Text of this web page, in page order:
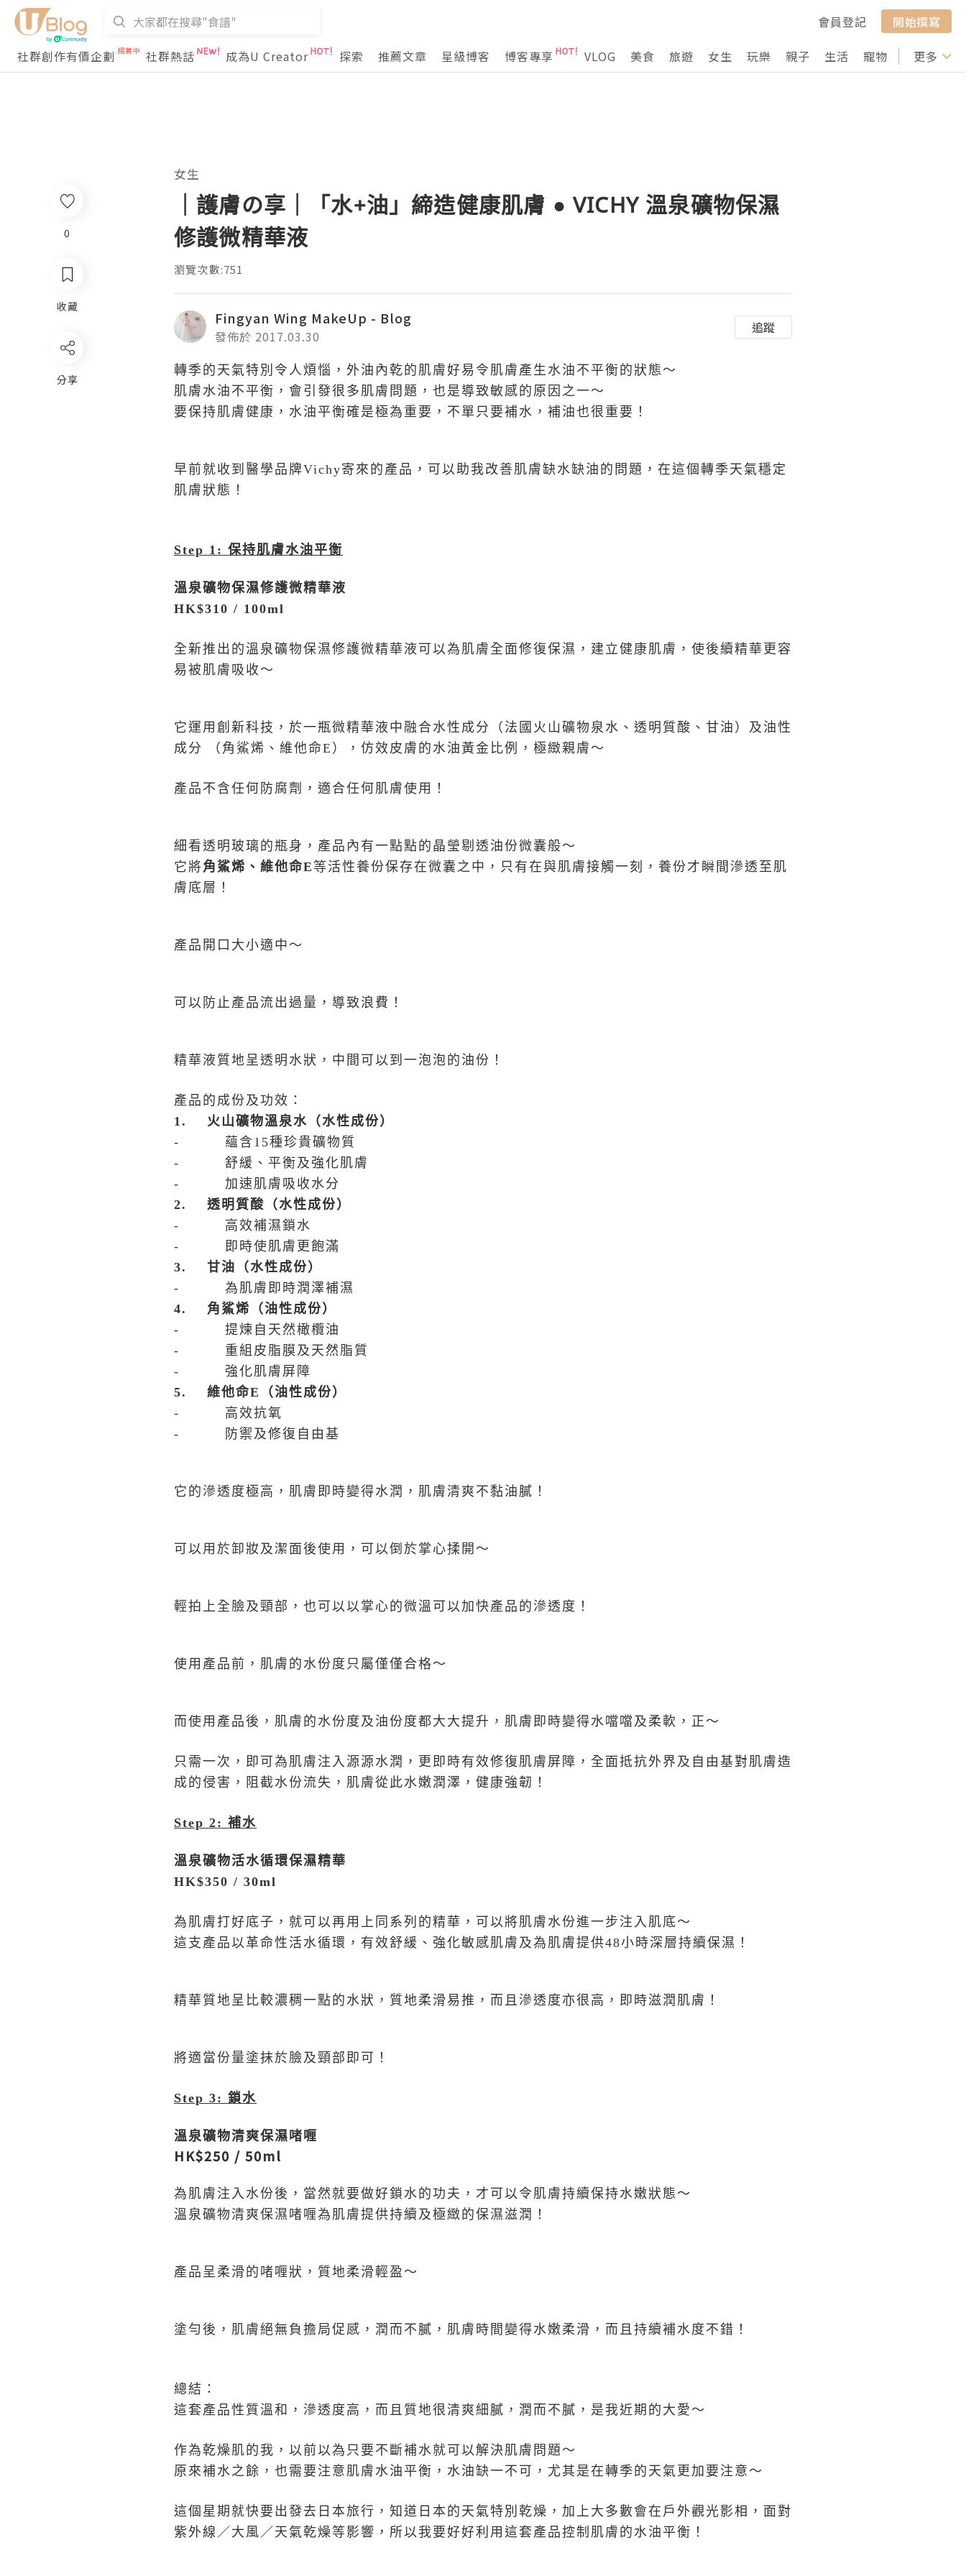
會員登記
開始撰寫
社群創作有價企劃
社群熱話 成為U Creator 探索 推薦文章 星級博客 博客專享 VLOG 美食 旅遊 女生 玩樂 親子 生活 寵物 行山 打卡
更多
0
收藏
分享
女生
｜護膚の享｜「水+油」締造健康肌膚 ● VICHY 溫泉礦物保濕
修護微精華液
瀏覽次數:751
Fingyan Wing MakeUp - Blog
發佈於 2017.03.30
追蹤
轉季的天氣特別令人煩惱，外油內乾的肌膚好易令肌膚產生水油不平衡的狀態～
肌膚水油不平衡，會引發很多肌膚問題，也是導致敏感的原因之一～
要保持肌膚健康，水油平衡確是極為重要，不單只要補水，補油也很重要！
早前就收到醫學品牌Vichy寄來的產品，可以助我改善肌膚缺水缺油的問題，在這個轉季天氣穩定
肌膚狀態！
Step 1: 保持肌膚水油平衡
溫泉礦物保濕修護微精華液
HK$310 / 100ml
全新推出的溫泉礦物保濕修護微精華液可以為肌膚全面修復保濕，建立健康肌膚，使後續精華更容
易被肌膚吸收～
它運用創新科技，於一瓶微精華液中融合水性成分（法國火山礦物泉水、透明質酸、甘油）及油性
成分 （角鯊烯、維他命E），仿效皮膚的水油黃金比例，極緻親膚～
產品不含任何防腐劑，適合任何肌膚使用！
細看透明玻璃的瓶身，產品內有一點點的晶瑩剔透油份微囊般～
它將角鯊烯、維他命E 等活性養份保存在微囊之中，只有在與肌膚接觸一刻，養份才瞬間滲透至肌
膚底層！
產品開口大小適中～
可以防止產品流出過量，導致浪費！
精華液質地呈透明水狀，中間可以到一泡泡的油份！
產品的成份及功效：
1. 火山礦物溫泉水（水性成份）
- 蘊含15種珍貴礦物質
- 舒緩、平衡及強化肌膚
- 加速肌膚吸收水分
2. 透明質酸（水性成份）
- 高效補濕鎖水
- 即時使肌膚更飽滿
3. 甘油（水性成份）
- 為肌膚即時潤澤補濕
4. 角鯊烯（油性成份）
- 提煉自天然橄欖油
- 重組皮脂膜及天然脂質
- 強化肌膚屏障
5. 維他命E
（油性成份）
- 高效抗氧
- 防禦及修復自由基
它的滲透度極高，肌膚即時變得水潤，肌膚清爽不黏油膩！
可以用於卸妝及潔面後使用，可以倒於掌心揉開～
輕拍上全臉及頸部，也可以以掌心的微溫可以加快產品的滲透度！
使用產品前，肌膚的水份度只屬僅僅合格～
而使用產品後，肌膚的水份度及油份度都大大提升，肌膚即時變得水噹噹及柔軟，正～
只需一次，即可為肌膚注入源源水潤，更即時有效修復肌膚屏障，全面抵抗外界及自由基對肌膚造
成的侵害，阻截水份流失，肌膚從此水嫩潤澤，健康強韌！
Step 2: 補水
溫泉礦物活水循環保濕精華
HK$350 / 30ml
為肌膚打好底子，就可以再用上同系列的精華，可以將肌膚水份進一步注入肌底～
這支產品以革命性活水循環，有效舒緩、強化敏感肌膚及為肌膚提供48小時深層持續保濕！
精華質地呈比較濃稠一點的水狀，質地柔滑易推，而且滲透度亦很高，即時滋潤肌膚！
將適當份量塗抹於臉及頸部即可！
Step 3: 鎖水
溫泉礦物清爽保濕啫喱
HK$250 / 50ml
為肌膚注入水份後，當然就要做好鎖水的功夫，才可以令肌膚持續保持水嫩狀態～
溫泉礦物清爽保濕啫喱為肌膚提供持續及極緻的保濕滋潤！
產品呈柔滑的啫喱狀，質地柔滑輕盈～
塗勻後，肌膚絕無負擔局促感，潤而不膩，肌膚時間變得水嫩柔滑，而且持續補水度不錯！
總結：
這套產品性質溫和，滲透度高，而且質地很清爽細膩，潤而不膩，是我近期的大愛～
作為乾燥肌的我，以前以為只要不斷補水就可以解決肌膚問題～
原來補水之餘，也需要注意肌膚水油平衡，水油缺一不可，尤其是在轉季的天氣更加要注意～
這個星期就快要出發去日本旅行，知道日本的天氣特別乾燥，加上大多數會在戶外觀光影相，面對
紫外線／大風／天氣乾燥等影響，所以我要好好利用這套產品控制肌膚的水油平衡！